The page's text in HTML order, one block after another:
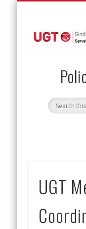
UGT